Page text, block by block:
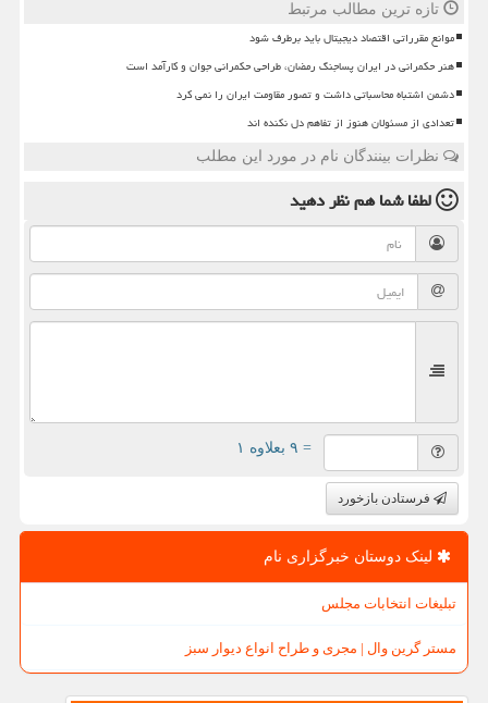
تازه ترین مطالب مرتبط
موانع مقرراتی اقتصاد دیجیتال باید برطرف شود
هنر حکمرانی در ایران پساجنگ رمضان، طراحی حکمرانی جوان و کارآمد است
دشمن اشتباه محاسباتی داشت و تصور مقاومت ایران را نمی کرد
تعدادی از مسئولان هنوز از تفاهم دل نکنده اند
نظرات بینندگان نام در مورد این مطلب
لطفا شما همنظر دهید
= ۹ بعلاوه ۱
فرستادن بازخورد
لینک دوستان خبرگزاری نام
تبلیغات انتخابات مجلس
مستر گرین وال | مجری و طراح انواع دیوار سبز